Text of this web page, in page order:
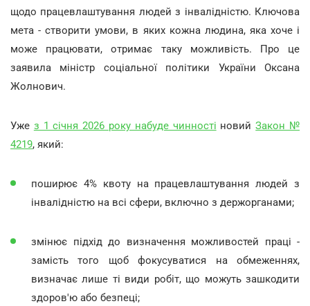
щодо працевлаштування людей з інвалідністю. Ключова
мета - створити умови, в яких кожна людина, яка хоче і
може працювати, отримає таку можливість. Про це
заявила міністр соціальної політики України Оксана
Жолнович.
Уже з 1 січня 2026 року набуде чинності новийЗакон №
4219, який:
поширює 4% квоту на працевлаштування людей з
інвалідністю на всі сфери, включно з держорганами;
змінює підхід до визначення можливостей праці -
замість того щоб фокусуватися на обмеженнях,
визначає лише ті види робіт, що можуть зашкодити
здоров'ю або безпеці;